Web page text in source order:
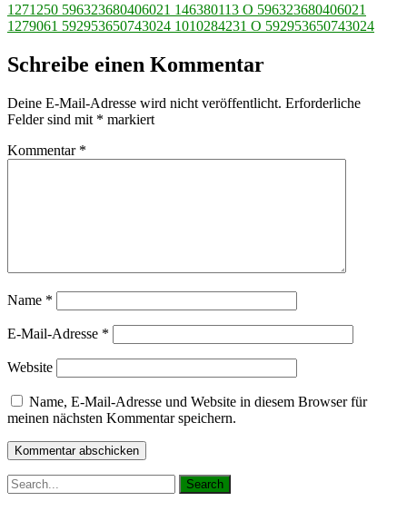
Beitragsnavigation
1271250 596323680406021 146380113 O 596323680406021
1279061 592953650743024 1010284231 O 592953650743024
Schreibe einen Kommentar
Deine E-Mail-Adresse wird nicht veröffentlicht. Erforderliche
Felder sind mit * markiert
Kommentar *
Name *
E-Mail-Adresse *
Website
Name, E-Mail-Adresse und Website in diesem Browser für
meinen nächsten Kommentar speichern.